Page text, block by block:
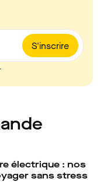
S'inscrire
électrique : nos
sans stress